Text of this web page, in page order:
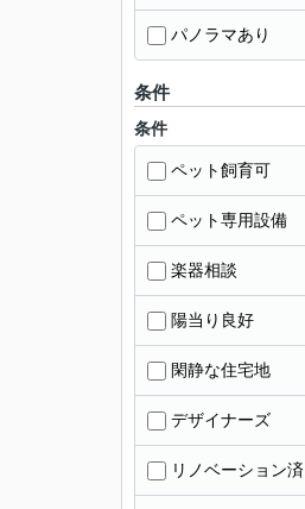
パノラマあり
条件
条件
ペット飼育可
ペット専用設備
楽器相談
陽当り良好
閑静な住宅地
デザイナーズ
リノベーション済